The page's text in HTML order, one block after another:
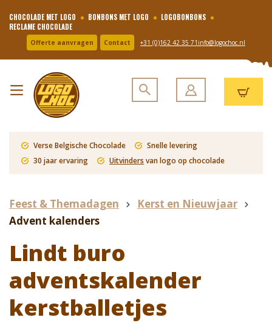
CHOCOLADE MET LOGO BONBONS MET LOGO
LOGOBONBONS
RECLAME CHOCOLADE
Offerte aanvragen Contact +31 (0)162 42 35 71 info@logochoc.nl
Verse Belgische Chocolade
Snelle levering
30 jaar ervaring
Uitvinders van logo op chocolade
Feest & Themadagen
Kerst en Nieuwjaar
Advent kalenders
Lindt buro
adventskalender
kerstballetjes